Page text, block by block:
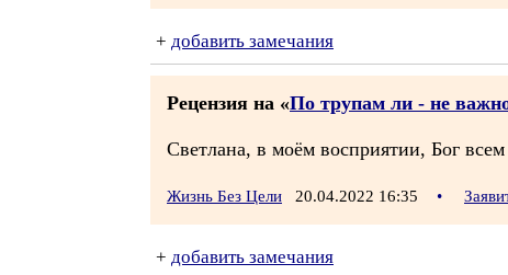
+ добавить замечания
Рецензия на «По трупам ли - не
Светлана, в моём восприятии, Бог
Жизнь Без Цели 20.04.2022 16:35 •
+ добавить замечания